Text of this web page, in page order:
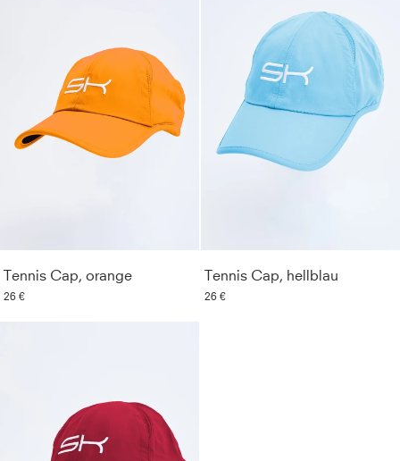
Tennis Cap, orange
26 €
Tennis Cap, hellblau
26 €